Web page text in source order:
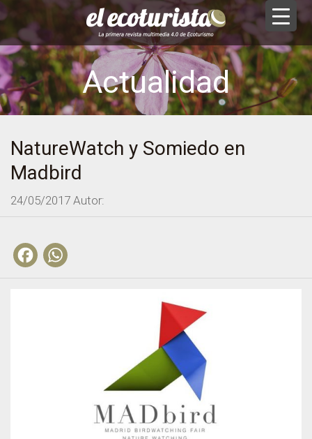
Actualidad
NatureWatch y Somiedo en
Madbird
24/05/2017 Autor:
Facebook